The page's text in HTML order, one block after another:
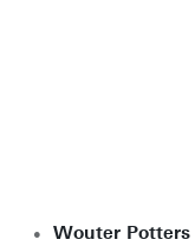
Wouter Potters